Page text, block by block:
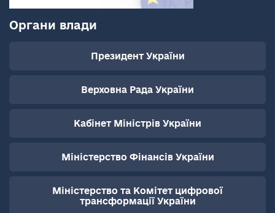
Органи влади
Президент України
Верховна Рада України
Кабінет Міністрів України
Міністерство Фінансів України
Міністерство та Комітет цифрової
трансформації України